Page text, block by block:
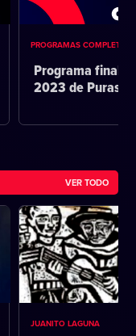
PROGRAMAS COMPLETOS
Programa final
2023 de Puras
VER TODO
JUANITO LAGUNA